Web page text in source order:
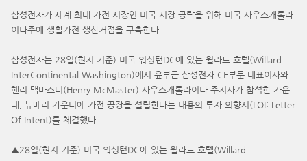
삼성전자가 세계 최대 가전 시장인 미국 시장 공략을 위해 미국 사우스캐롤라
이나주에 생활가전 생산거점을 구축한다.
삼성전자는 28일(현지 기준) 미국 워싱턴DC에 있는 윌라드 호텔(Willard
InterContinental Washington)에서 윤부근 삼성전자 CE부문 대표이사와
헨리 맥마스터(Henry McMaster) 사우스캐롤라이나 주지사가 참석한 가운
데, 뉴베리 카운티에 가전 공장을 설립한다는 내용의 투자 의향서(LOI: Letter
Of Intent)를 체결했다.
▲28일(현지 기준) 미국 워싱턴DC에 있는 윌라드 호텔(Willard